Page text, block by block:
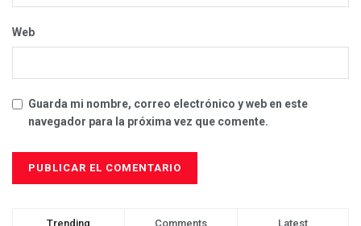
Web
Guarda mi nombre, correo electrónico y web en este
navegador para la próxima vez que comente.
Trending Comments Latest